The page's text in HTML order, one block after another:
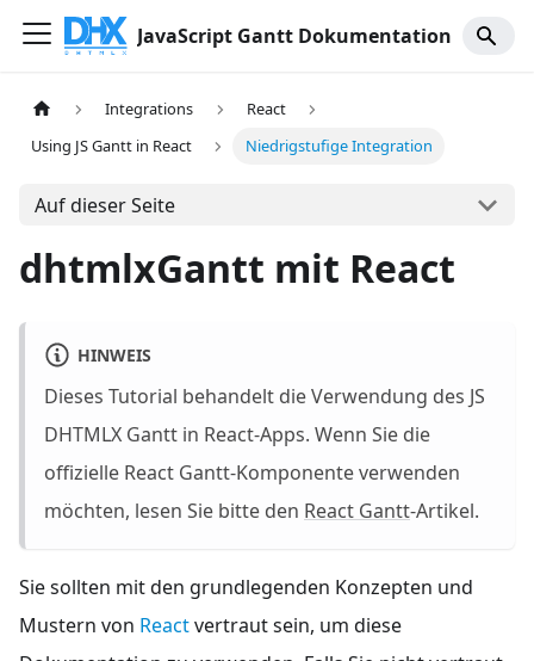
JavaScript Gantt Dokumentation
Integrations
React
Using JS Gantt in React
Niedrigstufige Integration
Auf dieser Seite
dhtmlxGantt mit React
HINWEIS
Dieses Tutorial behandelt die Verwendung des JS
DHTMLX Gantt in React-Apps. Wenn Sie die
offizielle React Gantt-Komponente verwenden
möchten, lesen Sie bitte den React Gantt-Artikel.
Sie sollten mit den grundlegenden Konzepten und
Mustern von Reactvertraut sein, um diese